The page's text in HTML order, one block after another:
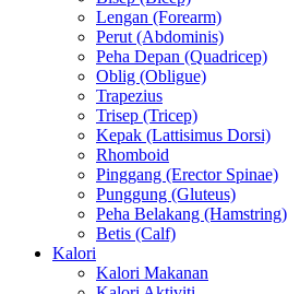
Lengan (Forearm)
Perut (Abdominis)
Peha Depan (Quadricep)
Oblig (Obligue)
Trapezius
Trisep (Tricep)
Kepak (Lattisimus Dorsi)
Rhomboid
Pinggang (Erector Spinae)
Punggung (Gluteus)
Peha Belakang (Hamstring)
Betis (Calf)
Kalori
Kalori Makanan